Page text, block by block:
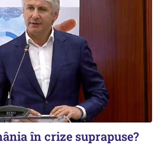
în crize suprapuse?